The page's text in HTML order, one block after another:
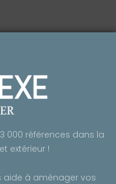
000 références dans la
extérieur !
aide à aménager vos